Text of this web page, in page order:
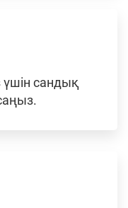
үшін сандық